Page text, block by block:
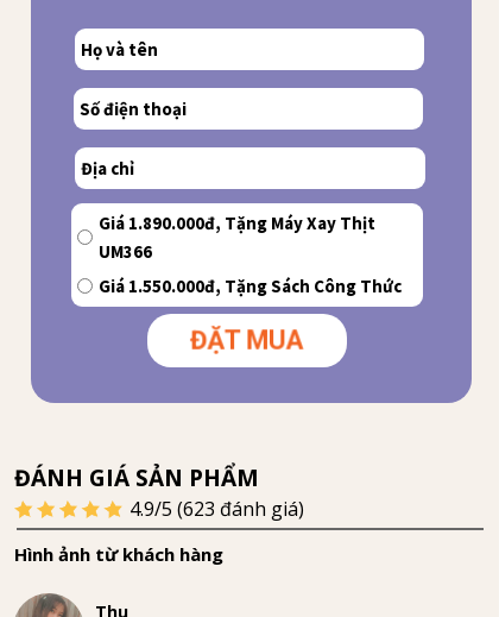
ĐẶT MUA
Giá 1.890.000đ, Tặng Máy Xay Thịt
UM366
Giá 1.550.000đ, Tặng Sách Công Thức
ĐÁNH GIÁ SẢN PHẨM
4.9/5 (623 đánh giá)
Hình ảnh từ khách hàng
Thu